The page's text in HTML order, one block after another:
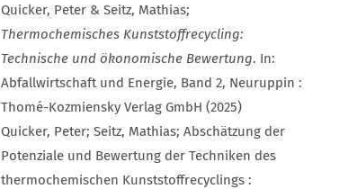
Quicker, Peter & Seitz, Mathias;
Thermochemisches Kunststoffrecycling:
Technische und ökonomische Bewertung. In:
Abfallwirtschaft und Energie, Band 2, Neuruppin :
Thomé-Kozmiensky Verlag GmbH (2025)
Quicker, Peter; Seitz, Mathias; Abschätzung der
Potenziale und Bewertung der Techniken des
thermochemischen Kunststoffrecyclings :